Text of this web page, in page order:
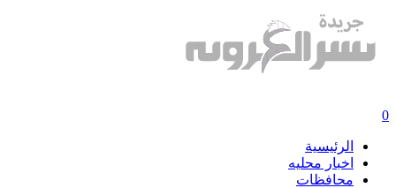
0
الرئيسية
اخبار محليه
محافظات